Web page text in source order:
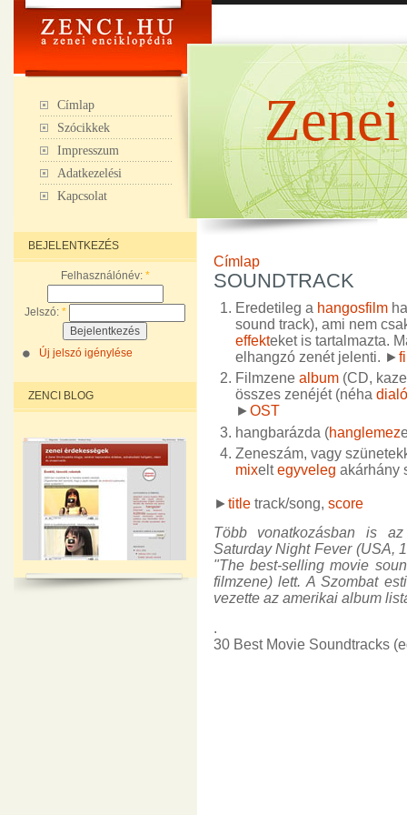
Címlap
Szócikkek
Impresszum
Adatkezelési
Kapcsolat
BEJELENTKEZÉS
Felhasználónév: *
Jelszó: *
Új jelszó igénylése
ZENCI BLOG
Címlap
SOUNDTRACK
Eredetileg a hangosfilm
sound track), ami nem
effekteket is tartalmazta.
elhangzó zenét jelenti. ►
Filmzene album(CD,
összes zenéjét (néha
► OST
hangbarázda (hanglemez
Zeneszám, vagy
mixeltegyveleg akárhány
► titletrack/song, score
Több vonatkozásban is
Saturday Night Fever (USA,
"The best-selling movie
filmzene) lett. A Szombat
vezette az amerikai album
.
30 Best Movie Soundtracks